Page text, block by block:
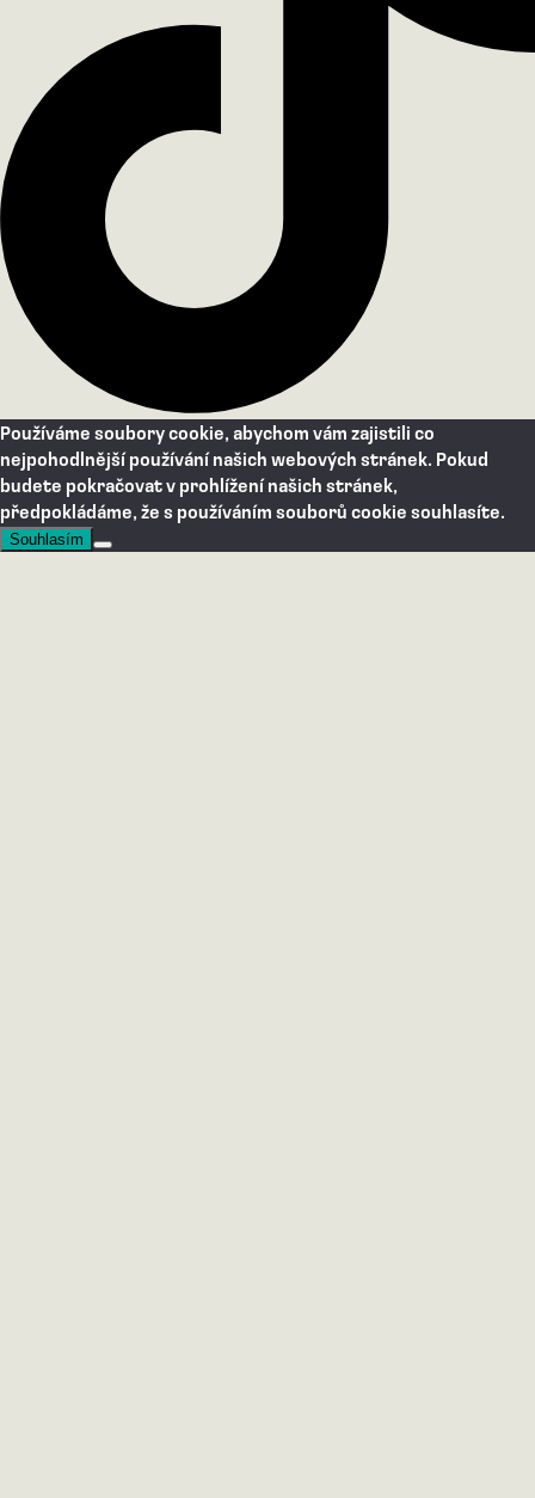
Používáme soubory cookie, abychom vám zajistili co
nejpohodlnější používání našich webových stránek. Pokud
budete pokračovat v prohlížení našich stránek,
předpokládáme, že s používáním souborů cookie souhlasíte.
Souhlasím